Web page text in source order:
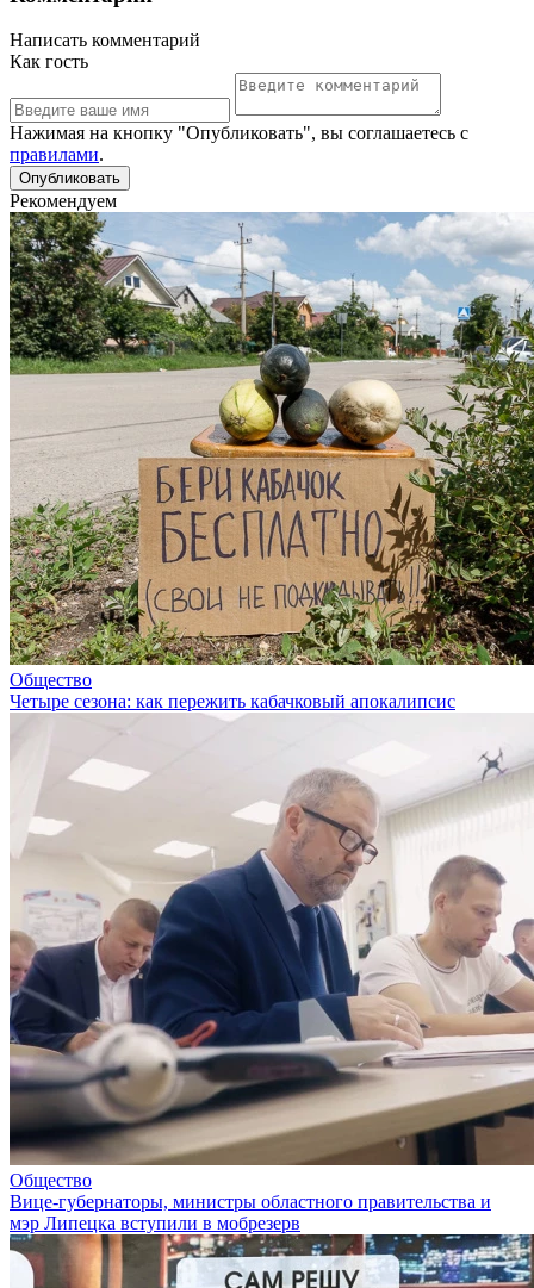
Написать комментарий
Как гость
Нажимая на кнопку "Опубликовать", вы соглашаетесь с
правилами.
Рекомендуем
Общество
Четыре сезона: как пережить кабачковый апокалипсис
Общество
Вице-губернаторы, министры областного правительства и
мэр Липецка вступили в мобрезерв